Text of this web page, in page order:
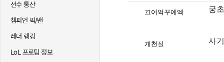
선수 통산
챔피언 픽/밴
레더 랭킹
LoL 프로팀 정보
끄어억꾸에엑 궁
개천절 사